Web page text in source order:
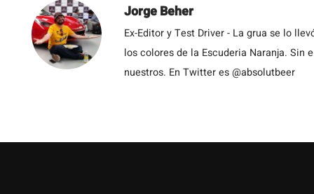
Jorge Beher
Ex-Editor y Test Driver - La grua se lo
los colores de la Escuderia Naranja. Sin
nuestros. En Twitter es @absolutbeer